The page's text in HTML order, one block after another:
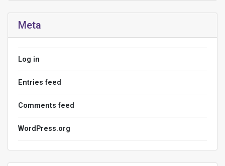
Meta
Log in
Entries feed
Comments feed
WordPress.org